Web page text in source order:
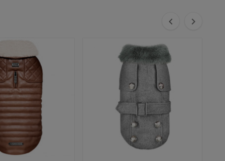
 